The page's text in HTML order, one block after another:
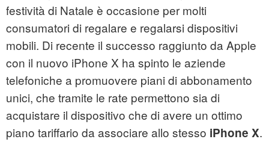
festività di Natale è occasione per molti
consumatori di regalare e regalarsi dispositivi
mobili. Di recente il successo raggiunto da Apple
con il nuovo iPhone X ha spinto le aziende
telefoniche a promuovere piani di abbonamento
unici, che tramite le rate permettono sia di
acquistare il dispositivo che di avere un ottimo
piano tariffario da associare allo stesso iPhone X.